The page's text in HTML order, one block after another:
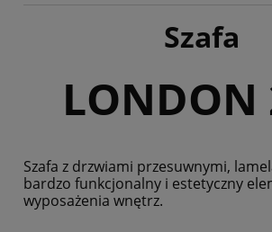
Szafa
LONDON
Szafa z drzwiami przesuwnymi,
bardzo funkcjonalny i estetyczny
wyposażenia wnętrz.